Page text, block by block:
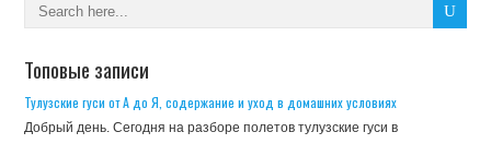
Топовые записи
Тулузские гуси от А до Я, содержание и уход в домашних условиях
Добрый день. Сегодня на разборе полетов тулузские гуси в